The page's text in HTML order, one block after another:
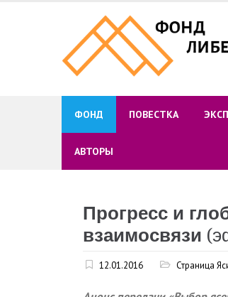
ФОНД ПОВЕСТКА
АВТОРЫ
Прогресс и
взаимосвязи
12.01.2016 Страница